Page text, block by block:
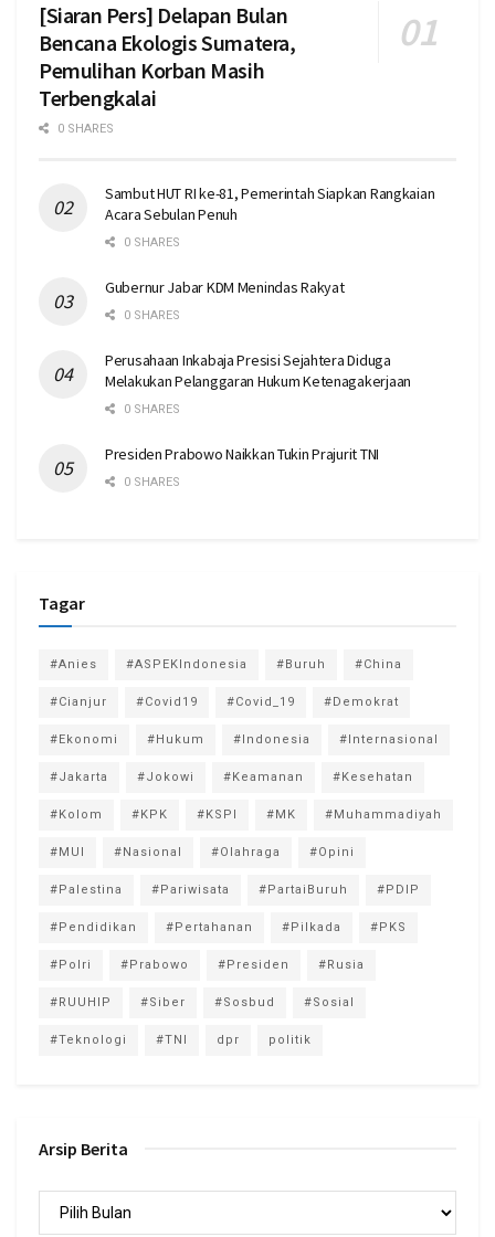
[Siaran Pers] Delapan Bulan
Bencana Ekologis Sumatera,
Pemulihan Korban Masih
Terbengkalai
0 SHARES
Sambut HUT RI ke-81, Pemerintah Siapkan Rangkaian
Acara Sebulan Penuh
0 SHARES
Gubernur Jabar KDM Menindas Rakyat
0 SHARES
Perusahaan Inkabaja Presisi Sejahtera Diduga
Melakukan Pelanggaran Hukum Ketenagakerjaan
0 SHARES
Presiden Prabowo Naikkan Tukin Prajurit TNI
0 SHARES
Tagar
#Anies #ASPEKIndonesia #Buruh #China
#Cianjur #Covid19 #Covid_19 #Demokrat
#Ekonomi #Hukum #Indonesia #Internasional
#Jakarta #Jokowi #Keamanan #Kesehatan
#Kolom #KPK #KSPI #MK #Muhammadiyah
#MUI #Nasional #Olahraga #Opini
#Palestina #Pariwisata #PartaiBuruh #PDIP
#Pendidikan #Pertahanan #Pilkada #PKS
#Polri #Prabowo #Presiden #Rusia
#RUUHIP #Siber #Sosbud #Sosial
#Teknologi #TNI dpr politik
Arsip Berita